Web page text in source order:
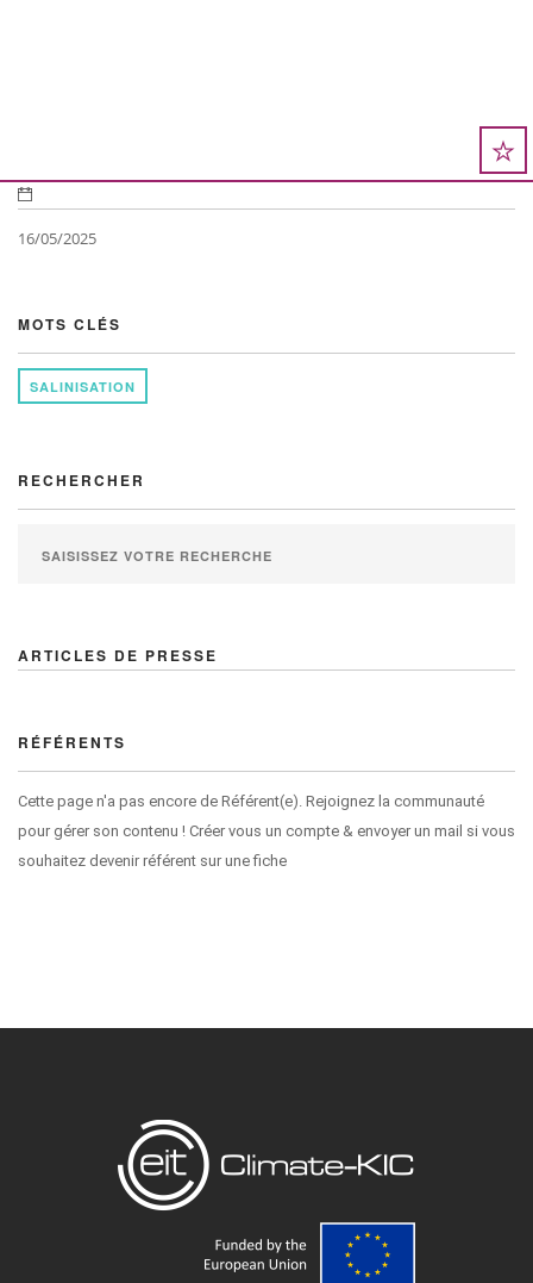
16/05/2025
MOTS CLÉS
SALINISATION
RECHERCHER
ARTICLES DE PRESSE
RÉFÉRENTS
Cette page n'a pas encore de Référent(e). Rejoignez la communauté
pour gérer son contenu ! Créer vous un compte & envoyer un mail si vous
souhaitez devenir référent sur une fiche